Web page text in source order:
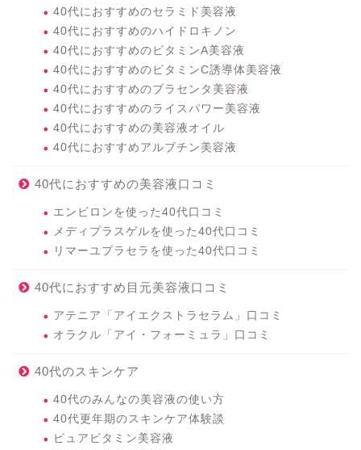
40代におすすめのセラミド美容液
40代におすすめのハイドロキノン
40代におすすめのビタミンA美容液
40代におすすめのビタミンC誘導体美容液
40代におすすめのプラセンタ美容液
40代におすすめのライスパワー美容液
40代におすすめの美容液オイル
40代におすすめアルブチン美容液
40代におすすめの美容液口コミ
エンビロンを使った40代口コミ
メディプラスゲルを使った40代口コミ
リマーユプラセラを使った40代口コミ
40代におすすめ目元美容液口コミ
アテニア「アイエクストラセラム」口コミ
オラクル「アイ・フォーミュラ」口コミ
40代のスキンケア
40代のみんなの美容液の使い方
40代更年期のスキンケア体験談
ピュアビタミン美容液